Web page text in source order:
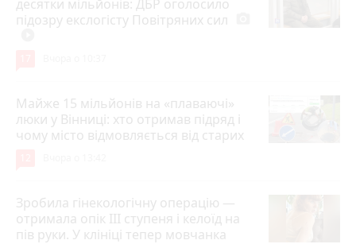
десятки мільйонів: ДБР оголосило
підозру екслогісту Повітряних сил
Майже 15 мільйонів на «плаваючі»
люки у Вінниці: хто отримав підряд і
чому місто відмовляється від старих
Зробила гінекологічну операцію —
отримала опік ІІІ ступеня і келоїд на
пів руки. У клініці тепер мовчанка